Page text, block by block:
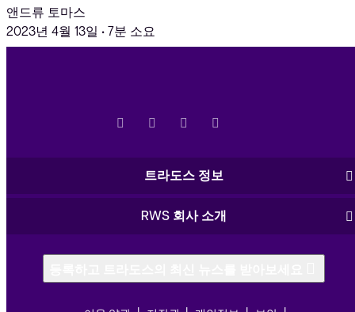
앤드류 토마스
2023년 4월 13일 •7분 소요
트라도스 정보
RWS 회사 소개